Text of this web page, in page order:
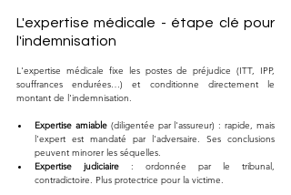
L'expertise médicale - étape clé pour
l'indemnisation
L'expertise médicale fixe les postes de préjudice (ITT, IPP,
souffrances endurées…) et conditionne directement le
montant de l'indemnisation.
Expertise amiable (diligentée par l'assureur) : rapide, mais
l'expert est mandaté par l'adversaire. Ses conclusions
peuvent minorer les séquelles.
Expertise judiciaire : ordonnée par le tribunal,
contradictoire. Plus protectrice pour la victime.